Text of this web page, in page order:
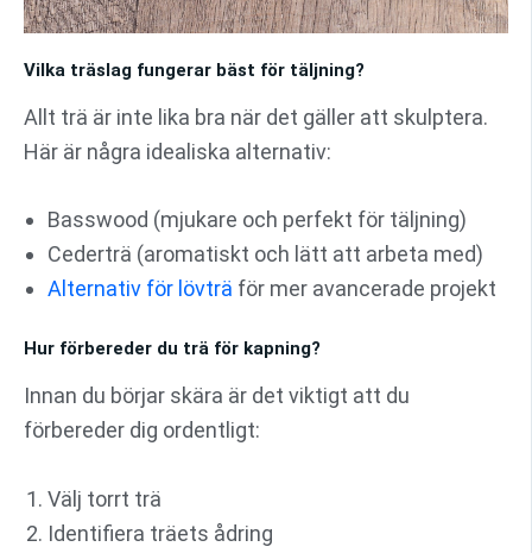
Vilka träslag fungerar bäst för täljning?
Allt trä är inte lika bra när det gäller att skulptera.
Här är några idealiska alternativ:
Basswood (mjukare och perfekt för täljning)
Cederträ (aromatiskt och lätt att arbeta med)
Alternativ för lövträ för mer avancerade projekt
Hur förbereder du trä för kapning?
Innan du börjar skära är det viktigt att du
förbereder dig ordentligt:
Välj torrt trä
Identifiera träets ådring